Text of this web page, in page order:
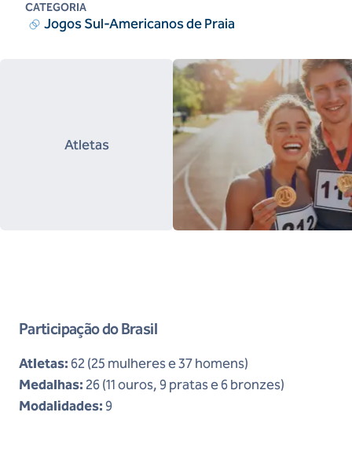
CATEGORIA
Jogos Sul-Americanos de Praia
Atletas
Participação do Brasil
Atletas:62 (25 mulheres e 37 homens)
Medalhas: 26 (11 ouros, 9 pratas e 6 bronzes)
Modalidades:9